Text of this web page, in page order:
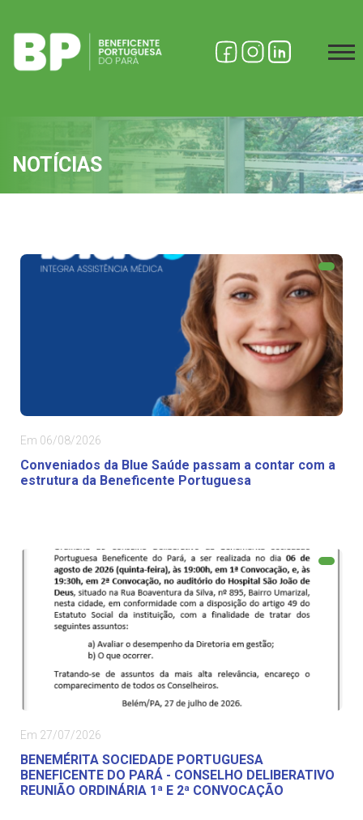
NOTÍCIAS
Em 06/08/2026
Conveniados da Blue Saúde passam a contar com a
estrutura da Beneficente Portuguesa
Em 27/07/2026
BENEMÉRITA SOCIEDADE PORTUGUESA
BENEFICENTE DO PARÁ - CONSELHO DELIBERATIVO
REUNIÃO ORDINÁRIA 1ª E 2ª CONVOCAÇÃO